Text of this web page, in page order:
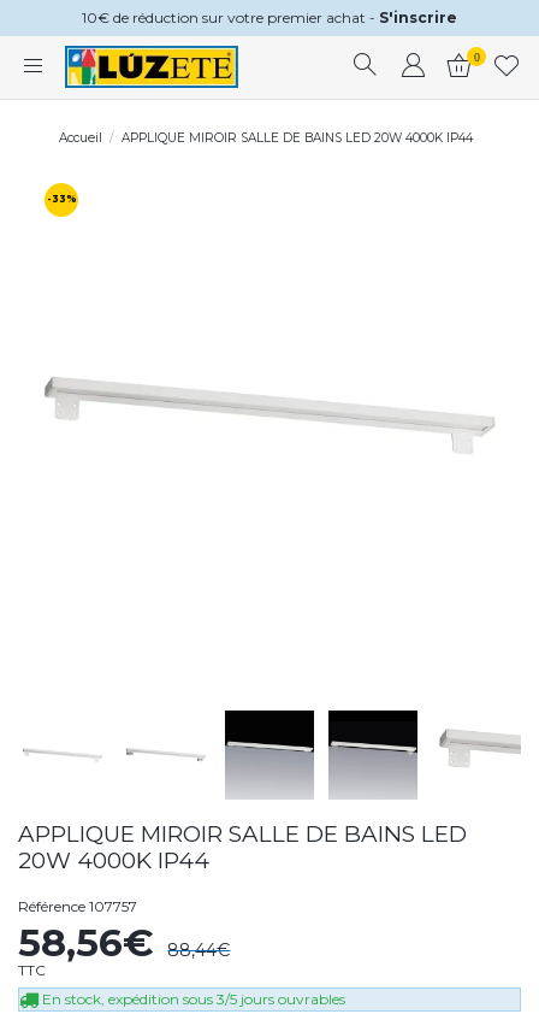
10€ de réduction sur votre premier achat - S'inscrire
0
Accueil APPLIQUE MIROIR SALLE DE BAINS LED 20W 4000K IP44
-33%
APPLIQUE MIROIR SALLE DE BAINS LED
20W 4000K IP44
Référence 107757
58,56€ 88,44€
TTC
En stock, expédition sous 3/5 jours ouvrables